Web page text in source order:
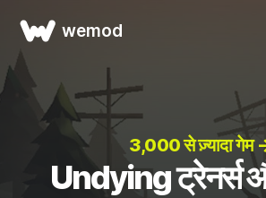
wemod
3,000 से ज़्यादा गेम
Undying ट्रेनर्स